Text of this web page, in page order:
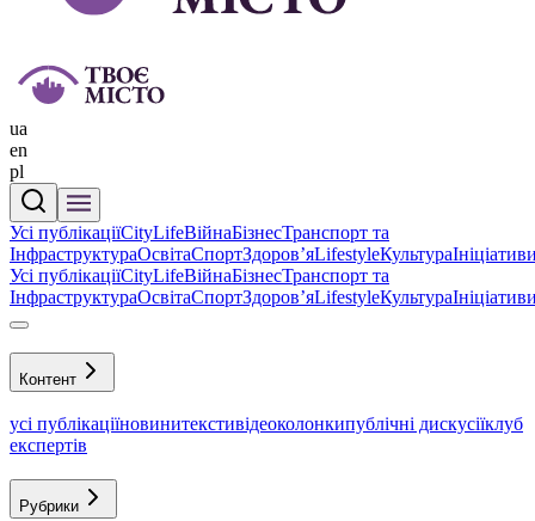
ua
en
pl
Усі публікаціїCityLifeВійнаБізнесТранспорт та
ІнфраструктураОсвітаСпортЗдоровʼяLifestyleКультура
Усі публікаціїCityLifeВійнаБізнесТранспорт та
ІнфраструктураОсвітаСпортЗдоровʼяLifestyleКультура
Контент
усі публікаціїновинитекстивідеоколонкипублічні дискусіїклуб
експертів
Рубрики